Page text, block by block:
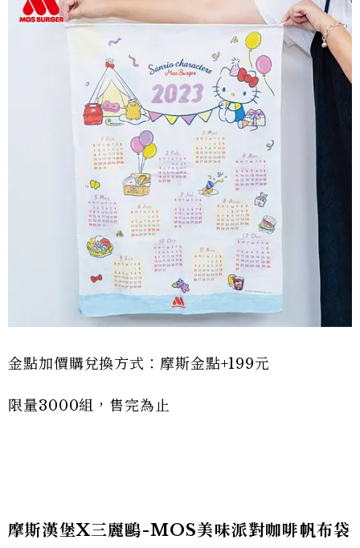
金點加價購兌換方式：摩斯金點+199元
限量3000組，售完為止
摩斯漢堡X三麗鷗-MOS美味派對咖啡帆布袋